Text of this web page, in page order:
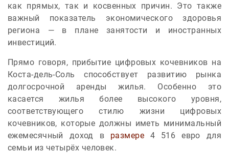
как прямых, так и косвенных причин. Это также
важный показатель экономического здоровья
региона — в плане занятости и иностранных
инвестиций.
Прямо говоря, прибытие цифровых кочевников на
Коста-дель-Соль способствует развитию рынка
долгосрочной аренды жилья. Особенно это
касается жилья более высокого уровня,
соответствующего стилю жизни цифровых
кочевников, которые должны иметь минимальный
ежемесячный доход в размере 4 516 евро для
семьи из четырёх человек.